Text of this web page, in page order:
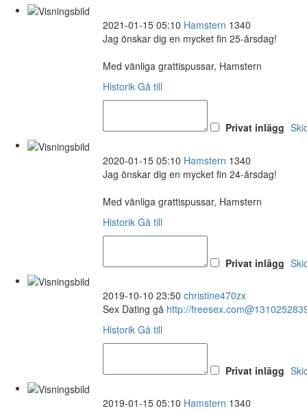
2021-01-15 05:10 Hamstern 1340
Jag önskar dig en mycket fin 25-årsdag!
Med vänliga grattispussar, Hamstern
Historik Gå till
Privat inlägg
2020-01-15 05:10 Hamstern 1340
Jag önskar dig en mycket fin 24-årsdag!
Med vänliga grattispussar, Hamstern
Historik Gå till
Privat inlägg
2019-10-10 23:50 christine470zx
Sex Dating gå http://
Historik Gå till
Privat inlägg
2019-01-15 05:10 Hamstern 1340